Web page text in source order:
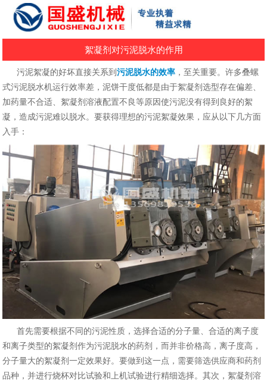
絮凝剂对污泥脱水的作用
污泥絮凝的好坏直接关系到污泥脱水的效率 ，至关重要。许多叠螺
式污泥脱水机运行效率差，泥饼干度低都是由于絮凝剂选型存在偏差、
加药量不合适、絮凝剂溶液配置不良等原因使污泥没有得到良好的絮
凝，造成污泥难以脱水。要获得理想的污泥絮凝效果，应从以下几方面
入手：
首先需要根据不同的污泥性质，选择合适的分子量、合适的离子度
和离子类型的絮凝剂作为污泥脱水的药剂，而并非价格高，离子度高，
分子量大的絮凝剂一定效果好。要做到这一点，需要筛选供应商和药剂
品种，并进行烧杯对比试验和上机试验进行精细选择。其次，絮凝剂溶